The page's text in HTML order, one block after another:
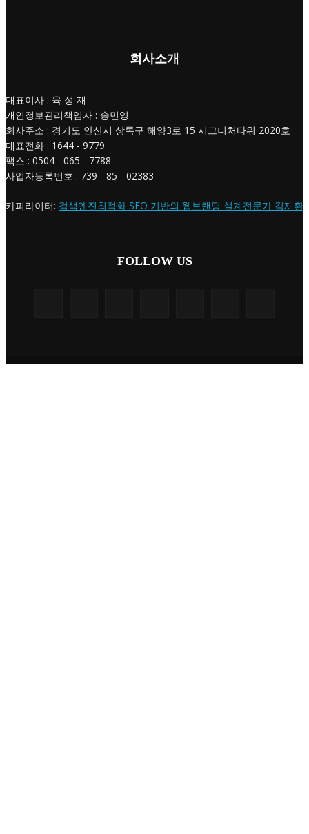
회사소개
대표이사 : 육 성 재
개인정보관리책임자 : 송민영
회사주소 : 경기도 안산시 상록구 해양3로 15 시그니처타워 2020호
대표전화 : 1644 - 9779
팩스 : 0504 - 065 - 7788
사업자등록번호 : 739 - 85 - 02383
카피라이터: 검색엔진최적화 SEO 기반의 웹브랜딩 설계전문가 김재환
FOLLOW US